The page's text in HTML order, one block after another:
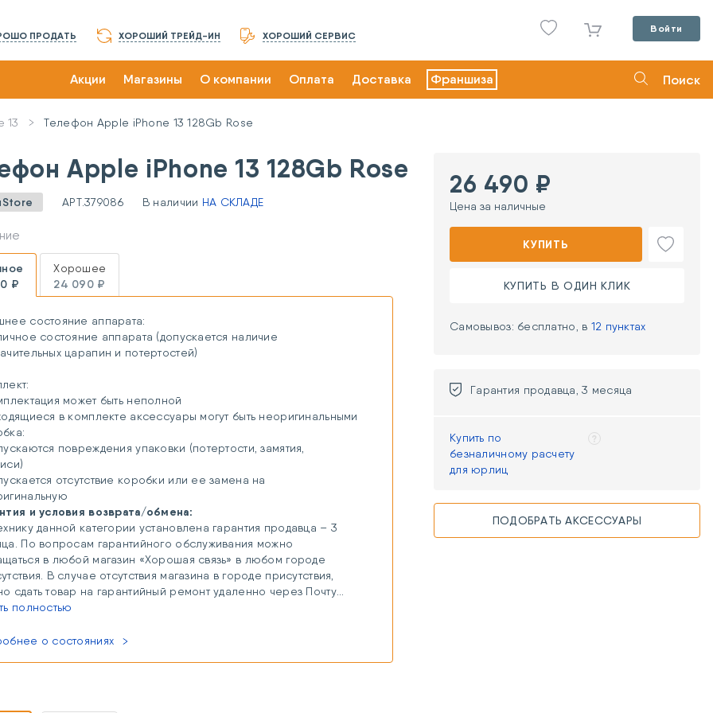
ПРОДАТЬ ХОРОШИЙ ТРЕЙД-ИН ХОРОШИЙ СЕРВИС
Войти
Акции Магазины О компании Оплата Доставка Франшиза Поиск
13 Телефон Apple iPhone 13 128Gb Rose
Apple iPhone 13 128Gb Rose
АРТ.379086 В наличии НА СКЛАДЕ
₽
Хорошее
24 090 ₽
состояние аппарата:
состояние аппарата (допускается наличие
царапин и потертостей)
может быть неполной
в комплекте аксессуары могут быть неоригинальными
повреждения упаковки (потертости, замятия,
отсутствие коробки или ее замена на
и условия возврата/обмена:
данной категории установлена гарантия продавца – 3
По вопросам гарантийного обслуживания можно
в любой магазин «Хорошая связь» в любом городе
В случае отсутствия магазина в городе присутствия,
сдать товар на гарантийный ремонт удаленно через Почту
или курьерскую доставку (расходы, связанные с доставкой
продавцом одновременно с возвратом товара
полностью
о состояниях
26 490 ₽
Цена за наличные
КУПИТЬ
КУПИТЬ В ОДИН КЛИК
Самовывоз: бесплатно, в 12 пунктах
Гарантия продавца, 3 месяца
Купить по
безналичному расчету
для юрлиц
ПОДОБРАТЬ АКСЕССУАРЫ